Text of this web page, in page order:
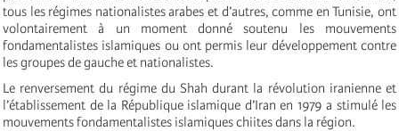
tous les régimes nationalistes arabes et d’autres, comme en Tunisie, ont
volontairement à un moment donné soutenu les mouvements
fondamentalistes islamiques ou ont permis leur développement contre
les groupes de gauche et nationalistes.
Le renversement du régime du Shah durant la révolution iranienne et
l’établissement de la République islamique d’Iran en 1979 a stimulé les
mouvements fondamentalistes islamiques chiites dans la région.